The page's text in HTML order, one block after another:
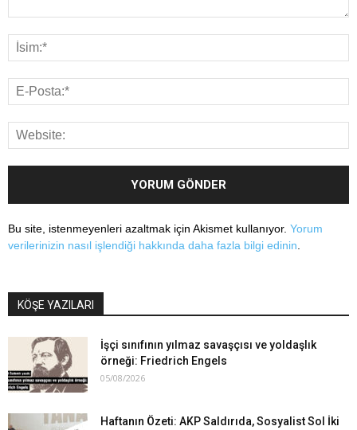
Bu site, istenmeyenleri azaltmak için Akismet kullanıyor. Yorum
verilerinizin nasıl işlendiği hakkında daha fazla bilgi edinin.
KÖŞE YAZILARI
İşçi sınıfının yılmaz savaşçısı ve yoldaşlık
örneği: Friedrich Engels
05/08/2026
Haftanın Özeti: AKP Saldırıda, Sosyalist Sol İki